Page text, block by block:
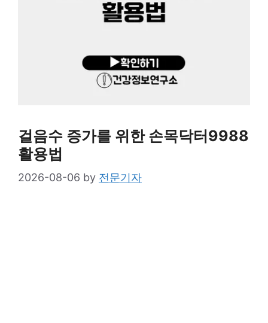
걸음수 증가를 위한 손목닥터9988
활용법
2026-08-06 by 전문기자